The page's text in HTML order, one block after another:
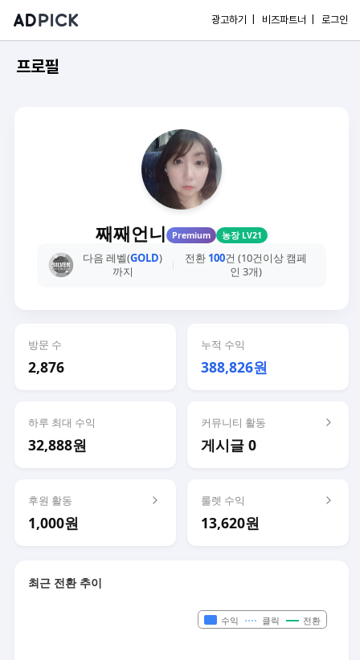
광고하기 | 비즈파트너 | 로그인
프로필
째째언니 Premium 농장 LV21
다음 레벨(GOLD)
까지
전환 100건 (10건이상 캠페
인 3개)
방문 수
2,876
누적 수익
388,826원
하루 최대 수익
32,888원
커뮤니티 활동
게시글 0
후원 활동
1,000원
룰렛 수익
13,620원
최근 전환 추이